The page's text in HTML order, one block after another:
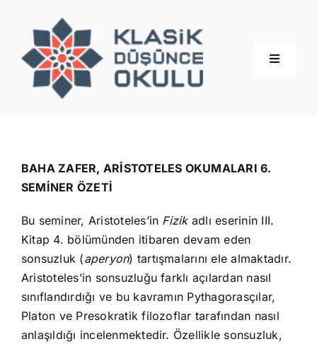
content
Toggle
Eğitimler
İletişim
BAHA ZAFER, ARİSTOTELES OKUMALARI 6.
SEMİNER ÖZETİ
Bu seminer, Aristoteles’in Fizikadlı eserinin III.
Kitap 4. bölümünden itibaren devam eden
sonsuzluk (aperyon) tartışmalarını ele almaktadır.
Aristoteles’in sonsuzluğu farklı açılardan nasıl
sınıflandırdığı ve bu kavramın Pythagorasçılar,
Platon ve Presokratik filozoflar tarafından nasıl
anlaşıldığı incelenmektedir. Özellikle sonsuzluk,